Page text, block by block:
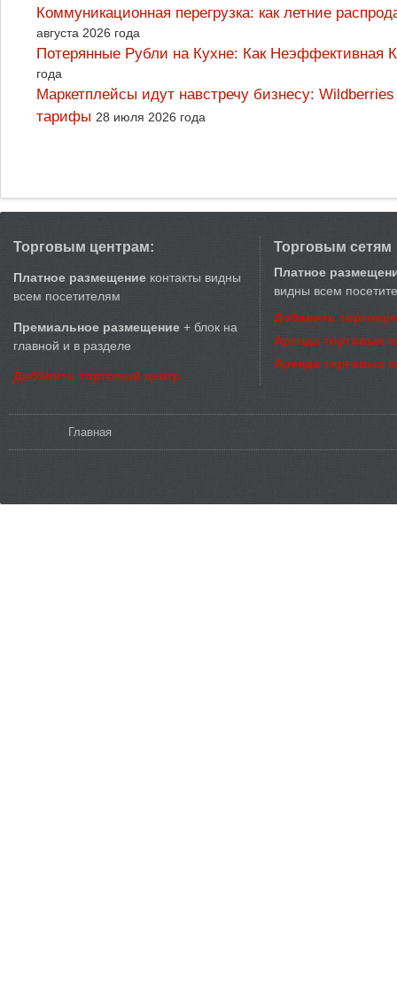
Коммуникационная перегрузка: как летние
августа 2026 года
Потерянные Рубли на Кухне: Как
года
Маркетплейсы идут навстречу бизнесу:
тарифы 28 июля 2026 года
Торговым центрам:
Платное размещение контакты видны
всем посетителям
Премиальное размещение + блок на
главной и в разделе
Добавить торговый центр
Торговым сетям
Платное
видны всем
Добавить
Аренда торговых
Аренда торговых
Главная